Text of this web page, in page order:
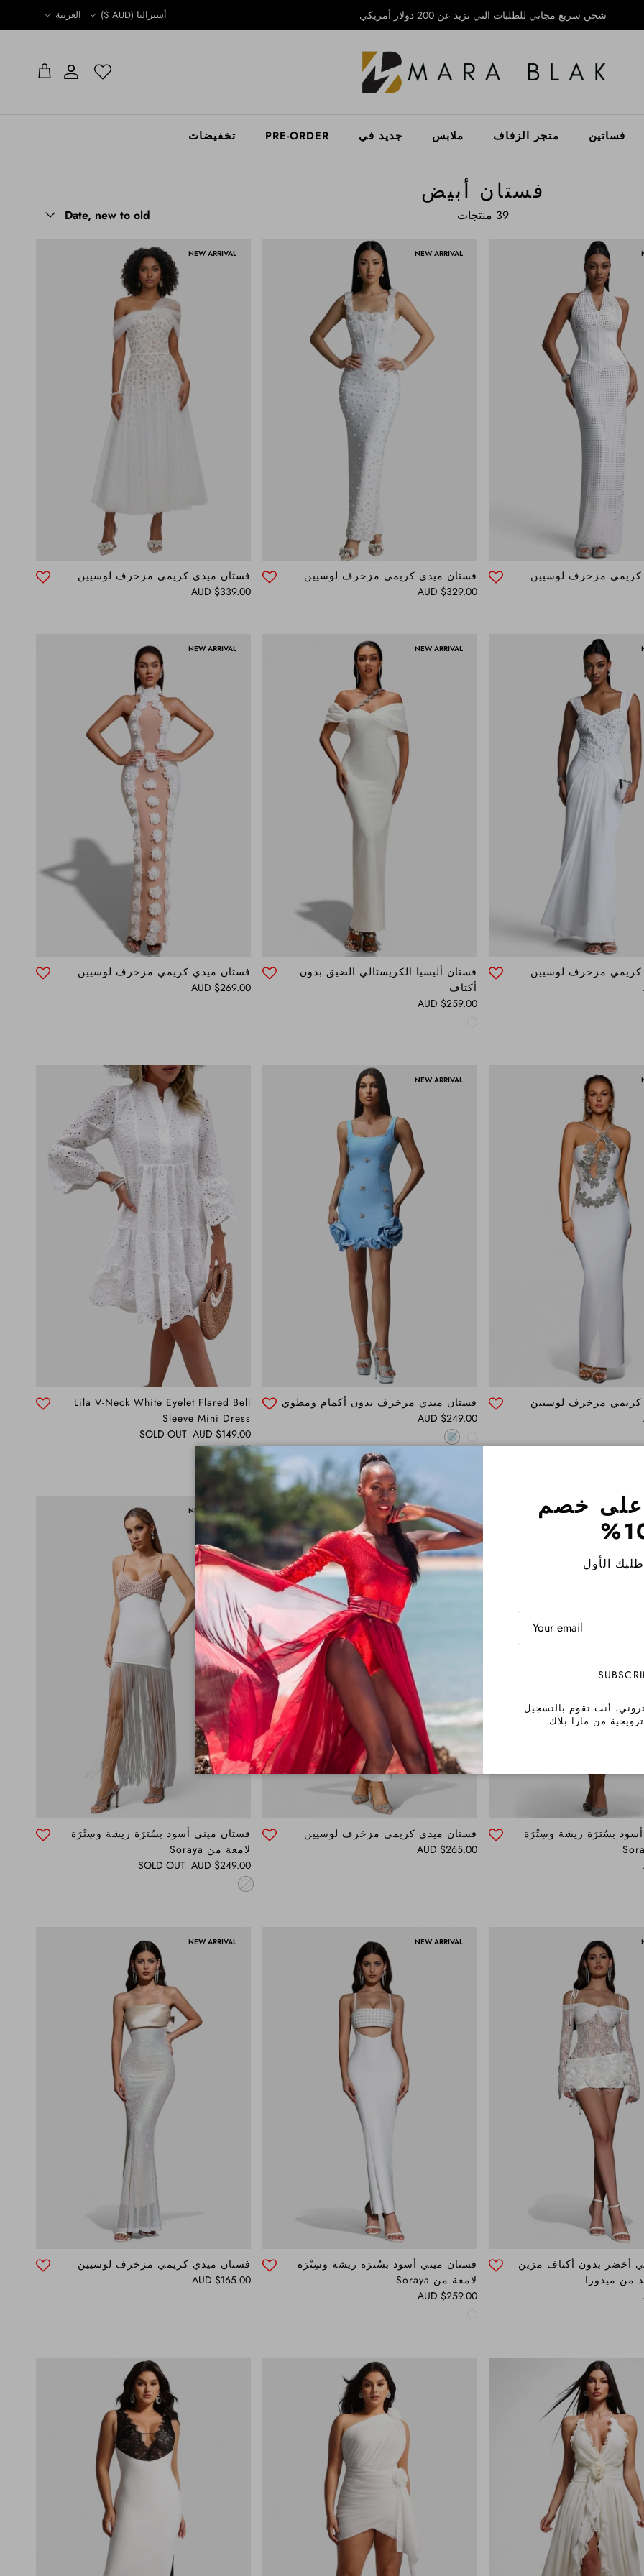
شحن سريع مجاني للطلبات التي تزيد عن 200 دولار أمريكي
Country/Region
أستراليا (AUD $)
Language
العربية
الحسابالحسابعربة التسوق
فساتين متجر الزفاف ملابس جديد في PRE-ORDER تخفيضات
فستان أبيض
39 منتجات Sort by
Date, new to old
كريمي مزخرف لوسيين
NEW ARRIVAL
فستان ميدي كريمي مزخرف لوسيين
Regular price
$329.00 AUD
NEW ARRIVAL
فستان ميدي كريمي مزخرف لوسيين
Regular price
$339.00 AUD
كريمي مزخرف لوسيين
NEW ARRIVAL
فستان أليسيا الكريستالي الضيق بدون
أكتاف
Regular price
$259.00 AUD
NEW ARRIVAL
فستان ميدي كريمي مزخرف لوسيين
Regular price
$269.00 AUD
كريمي مزخرف لوسيين
NEW ARRIVAL
فستان ميدي مزخرف بدون أكمام ومطوي
Regular price
$249.00 AUD
Lila V-Neck White Eyelet Flared Bell
Sleeve Mini Dress
Regular price
$149.00 AUD
SOLD OUT
بسُترَة ريشة وسِتْرَة
NEW ARRIVAL
فستان ميدي كريمي مزخرف لوسيين
Regular price
$265.00 AUD
NEW ARRIVAL
فستان ميني أسود بسُترَة ريشة وسِتْرَة
لامعة من Soraya
Regular price
$249.00 AUD
SOLD OUT
أخضر بدون أكتاف مزين
من ميدورا
NEW ARRIVAL
فستان ميني أسود بسُترَة ريشة وسِتْرَة
لامعة من Soraya
Regular price
$259.00 AUD
NEW ARRIVAL
فستان ميدي كريمي مزخرف لوسيين
Regular price
$165.00 AUD
خصم
الأول
أنت تقوم بالتسجيل
من مارا بلاك